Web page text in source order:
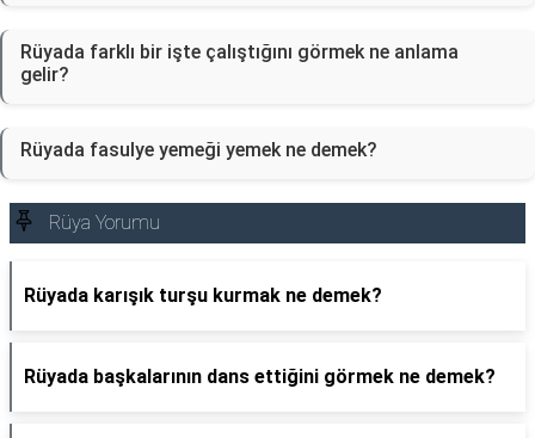
Rüyada farklı bir işte çalıştığını görmek ne anlama
gelir?
Rüyada fasulye yemeği yemek ne demek?
Rüya Yorumu
Rüyada karışık turşu kurmak ne demek?
Rüyada başkalarının dans ettiğini görmek ne demek?